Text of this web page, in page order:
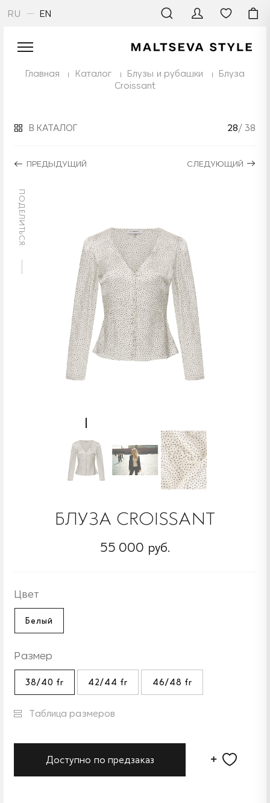
RU EN
Главная Каталог Блузы и рубашки
Блуза
Croissant
В КАТАЛОГ
ПРЕДЫДУЩИЙ
28/ 38
СЛЕДУЮЩИЙ
ПОДЕЛИТЬСЯ:
БЛУЗА CROISSANT
55 000 руб.
Цвет
Белый
Размер
38/40 fr 42/44 fr 46/48 fr
Таблица размеров
Доступно по предзаказ